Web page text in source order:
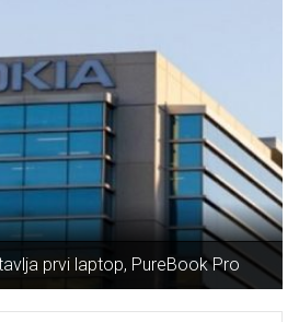
prvi laptop, PureBook Pro